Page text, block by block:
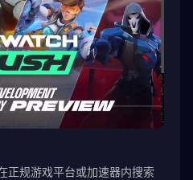
正规游戏平台或加速器内搜索